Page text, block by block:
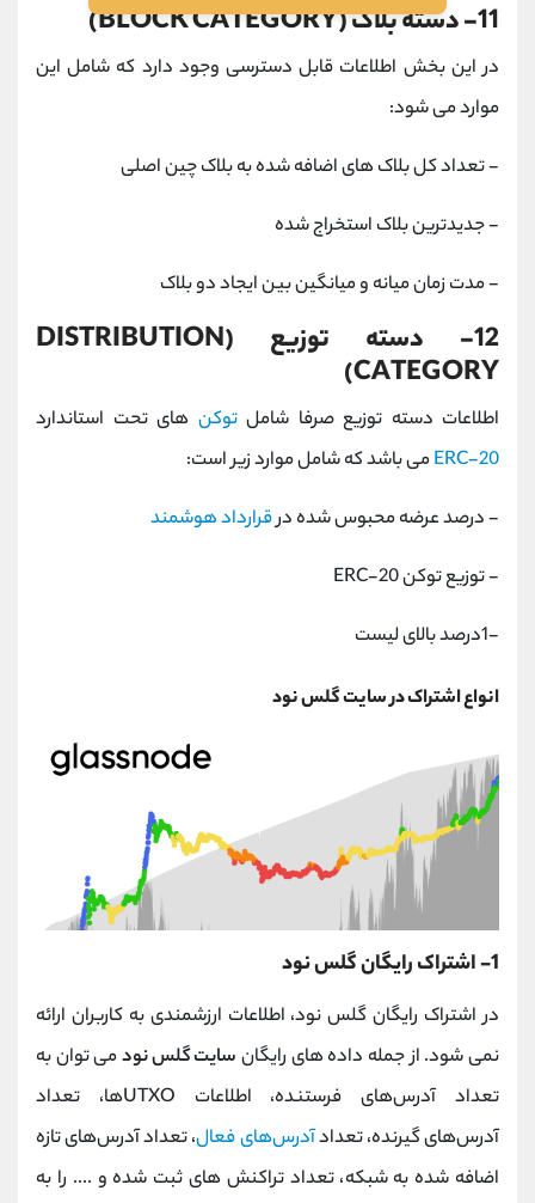
11- دسته بلاک (BLOCK CATEGORY)
در این بخش اطلاعات قابل دسترسی وجود دارد که شامل این
موارد می شود:
- تعداد کل بلاک های اضافه شده به بلاک چین اصلی
- جدیدترین بلاک استخراج شده
- مدت زمان میانه و میانگین بین ایجاد دو بلاک
12- دسته توزیع (DISTRIBUTION
CATEGORY)
اطلاعات دسته توزیع صرفا شاملتوکن های تحت استاندارد
ERC-20می باشد که شامل موارد زیر است:
- درصد عرضه محبوس شده درقرارداد هوشمند
- توزیع توکن ERC-20
-1درصد بالای لیست
انواع اشتراک در سایت گلس نود
1- اشتراک رایگان گلس نود
در اشتراک رایگان گلس نود، اطلاعات ارزشمندی به کاربران ارائه
نمی شود. از جمله داده های رایگان سایت گلس نودمی توان به
تعداد آدرس‌های فرستنده، اطلاعات UTXOها، تعداد
آدرس‌های گیرنده، تعدادآدرس‌های فعال، تعداد آدرس‌های تازه
اضافه شده به شبکه، تعداد تراکنش های ثبت شده و .... را به